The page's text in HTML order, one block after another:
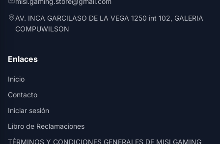
AV. INCA GARCILASO DE LA VEGA 1250 int 102, GALERIA
COMPUWILSON
Enlaces
Inicio
Contacto
Iniciar sesión
Libro de Reclamaciones
TÉRMINOS Y CONDICIONES GENERALES DE MISI GAMING